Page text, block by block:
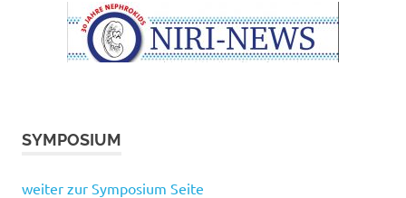
SYMPOSIUM
weiter zur Symposium Seite